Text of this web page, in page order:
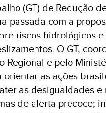
(GT) de Redução
passada com a
riscos hidrológicos
O GT,
Regional e pelo
as ações
as desigualdades
de alerta precoce;